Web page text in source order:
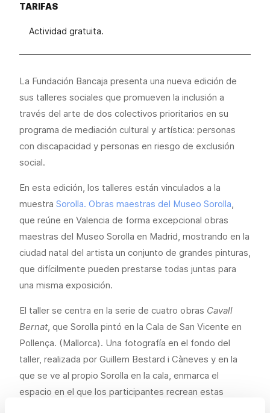
TARIFAS
Actividad gratuita.
La Fundación Bancaja presenta una nueva edición de
sus talleres sociales que promueven la inclusión a
través del arte de dos colectivos prioritarios en su
programa de mediación cultural y artística: personas
con discapacidad y personas en riesgo de exclusión
social.
En esta edición, los talleres están vinculados a la
muestra Sorolla. Obras maestras del Museo Sorolla,
que reúne en Valencia de forma excepcional obras
maestras del Museo Sorolla en Madrid, mostrando en la
ciudad natal del artista un conjunto de grandes pinturas,
que difícilmente pueden prestarse todas juntas para
una misma exposición.
El taller se centra en la serie de cuatro obras Cavall
Bernat, que Sorolla pintó en la Cala de San Vicente en
Pollença. (Mallorca). Una fotografía en el fondo del
taller, realizada por Guillem Bestard i Càneves y en la
que se ve al propio Sorolla en la cala, enmarca el
espacio en el que los participantes recrean estas